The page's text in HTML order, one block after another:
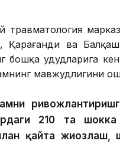
травматология
ва Балқаш
бошқа ҳудудларига
мавжудлигини
210 та
қайта жиҳозлаш,